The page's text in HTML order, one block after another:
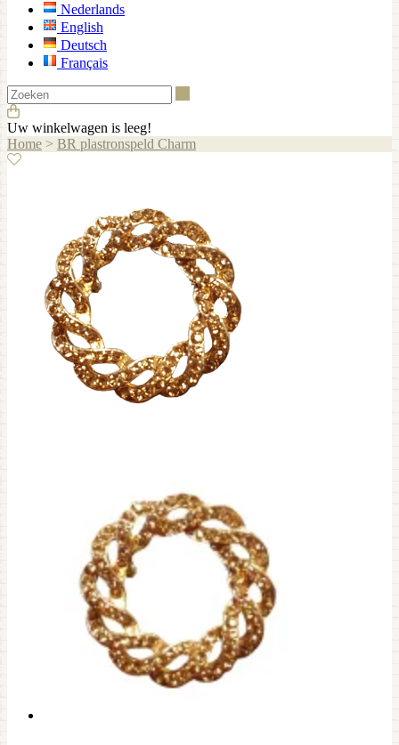
Nederlands
English
Deutsch
Français
Uw winkelwagen is leeg!
Home > BR plastronspeld Charm